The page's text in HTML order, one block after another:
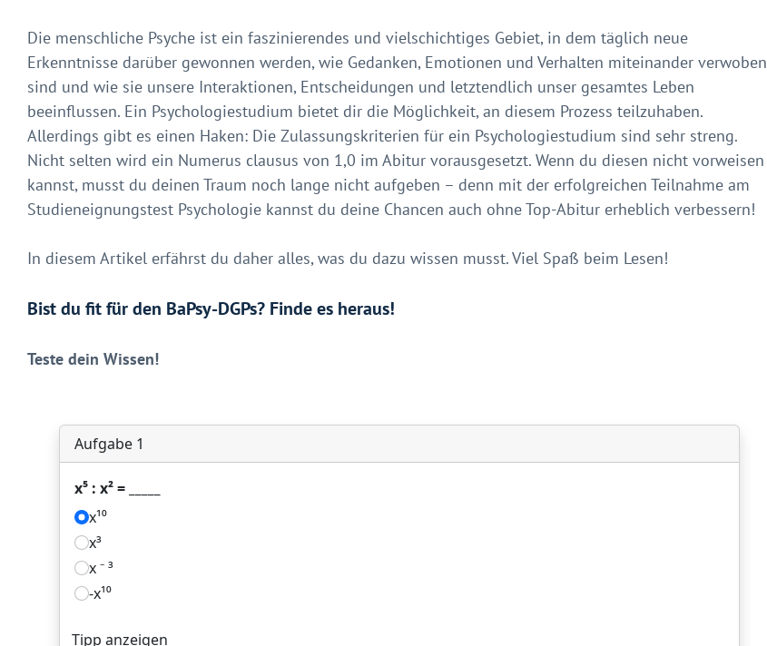
Die menschliche Psyche ist ein faszinierendes und vielschichtiges Gebiet, in dem täglich neue
Erkenntnisse darüber gewonnen werden, wie Gedanken, Emotionen und Verhalten miteinander verwoben
sind und wie sie unsere Interaktionen, Entscheidungen und letztendlich unser gesamtes Leben
beeinflussen. Ein Psychologiestudium bietet dir die Möglichkeit, an diesem Prozess teilzuhaben.
Allerdings gibt es einen Haken: Die Zulassungskriterien für ein Psychologiestudium sind sehr streng.
Nicht selten wird ein Numerus clausus von 1,0 im Abitur vorausgesetzt. Wenn du diesen nicht vorweisen
kannst, musst du deinen Traum noch lange nicht aufgeben – denn mit der erfolgreichen Teilnahme am
Studieneignungstest Psychologie kannst du deine Chancen auch ohne Top-Abitur erheblich verbessern!
In diesem Artikel erfährst du daher alles, was du dazu wissen musst. Viel Spaß beim Lesen!
Bist du fit für den BaPsy-DGPs? Finde es heraus!
Teste dein Wissen!